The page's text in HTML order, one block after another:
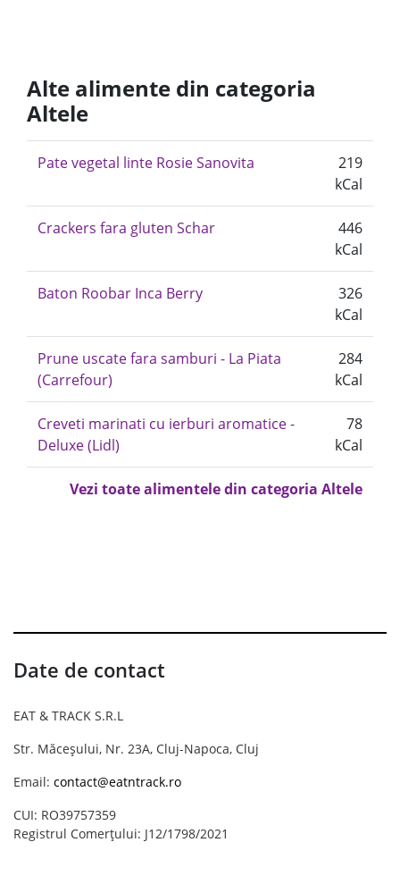
Alte alimente din categoria
Altele
Pate vegetal linte Rosie Sanovita
219
kCal
Crackers fara gluten Schar
446
kCal
Baton Roobar Inca Berry
326
kCal
Prune uscate fara samburi - La Piata
(Carrefour)
284
kCal
Creveti marinati cu ierburi aromatice -
Deluxe (Lidl)
78
kCal
Vezi toate alimentele din categoria Altele
Date de contact
EAT & TRACK S.R.L
Str. Măceșului, Nr. 23A, Cluj-Napoca, Cluj
Email: contact@eatntrack.ro
CUI: RO39757359
Registrul Comerțului: J12/1798/2021